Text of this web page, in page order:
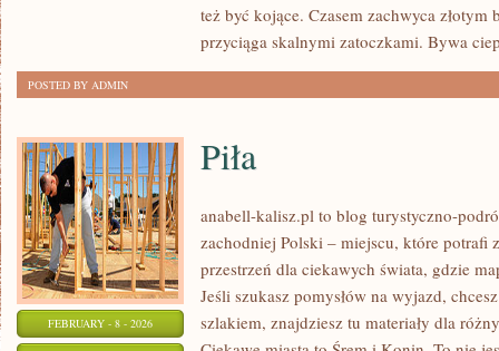
też być kojące. Czasem zachwyca złotym
przyciąga skalnymi zatoczkami. Bywa
POSTED BY ADMIN
FEBRUARY - 8 - 2026
Piła
anabell-kalisz.pl to blog turystyczno-
zachodniej Polski – miejscu, które potrafi
przestrzeń dla ciekawych świata, gdzie
Jeśli szukasz pomysłów na wyjazd,
szlakiem, znajdziesz tu materiały dla